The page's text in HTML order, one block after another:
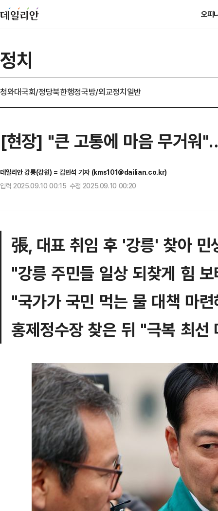
오피
정치
청와대국회/정당북한행정국방/외교정치일반
[현장] "큰 고통에 마음 무거워
데일리안 강릉(강원) = 김민석 기자 (kms101@dailian.co.kr)
입력 2025.09.10 00:15 수정 2025.09.10 00:20
張, 대표 취임 후 '강릉' 찾아 민
"강릉 주민들 일상 되찾게 힘
"국가가 국민 먹는 물 대책 마
홍제정수장 찾은 뒤 "극복 최선